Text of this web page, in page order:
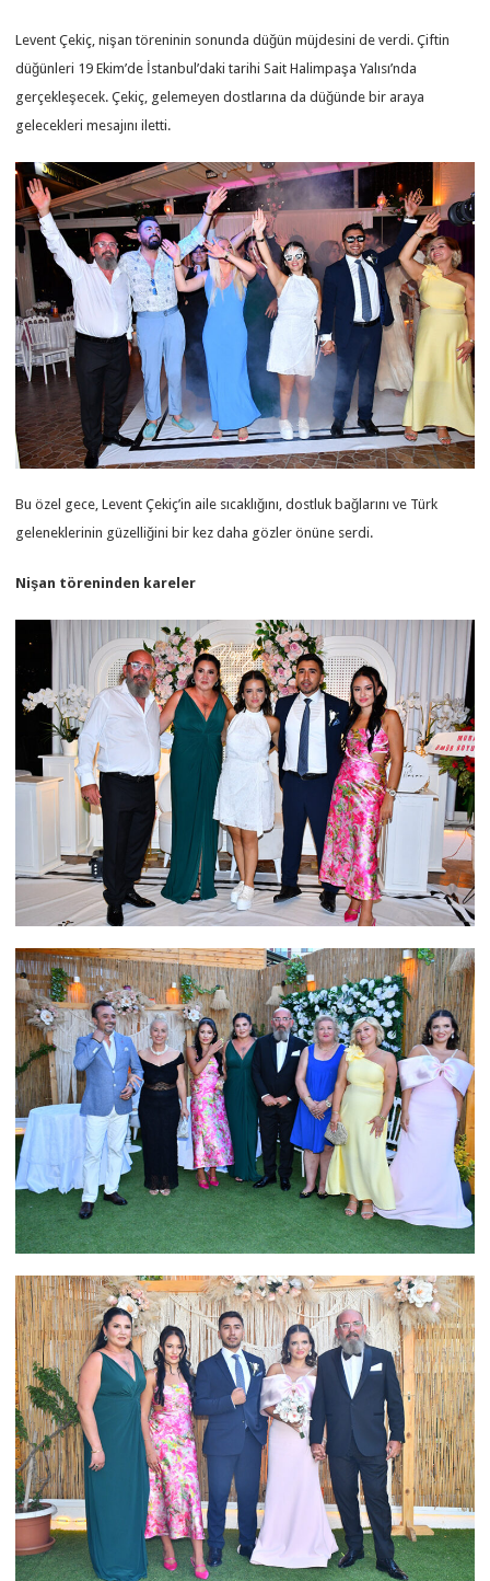
Levent Çekiç, nişan töreninin sonunda düğün müjdesini de verdi. Çiftin
düğünleri 19 Ekim’de İstanbul’daki tarihi Sait Halimpaşa Yalısı’nda
gerçekleşecek. Çekiç, gelemeyen dostlarına da düğünde bir araya
gelecekleri mesajını iletti.
Bu özel gece, Levent Çekiç’in aile sıcaklığını, dostluk bağlarını ve Türk
geleneklerinin güzelliğini bir kez daha gözler önüne serdi.
Nişan töreninden kareler